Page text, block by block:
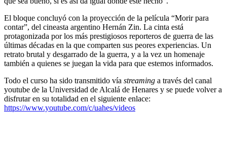
El bloque concluyó con la proyección de la película “Morir para
contar”, del cineasta argentino Hernán Zin. La cinta está
protagonizada por los más prestigiosos reporteros de guerra de las
últimas décadas en la que comparten sus peores experiencias. Un
retrato brutal y desgarrado de la guerra, y a la vez un homenaje
también a quienes se juegan la vida para que estemos informados.
Todo el curso ha sido transmitido vía streaming a través del canal
youtube de la Universidad de Alcalá de Henares y se puede volver a
disfrutar en su totalidad en el siguiente enlace:
https://www.youtube.com/c/uahes/videos